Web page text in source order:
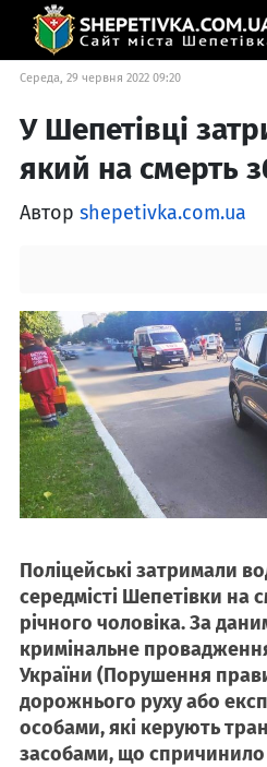
Середа, 29 червня 2022 09:20
У Шепетівці
який на смерть
Автор shepetivka.com.ua
Поліцейські затримали
середмісті Шепетівки на
річного чоловіка. За
кримінальне
України (Порушення
дорожнього руху або
особами, які керують
засобами, що спричинило